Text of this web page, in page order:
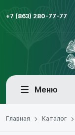
+7 (863) 280-77-77
Меню
Главная Каталог